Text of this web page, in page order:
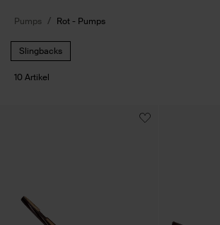
Pumps Rot - Pumps
Slingbacks
10 Artikel